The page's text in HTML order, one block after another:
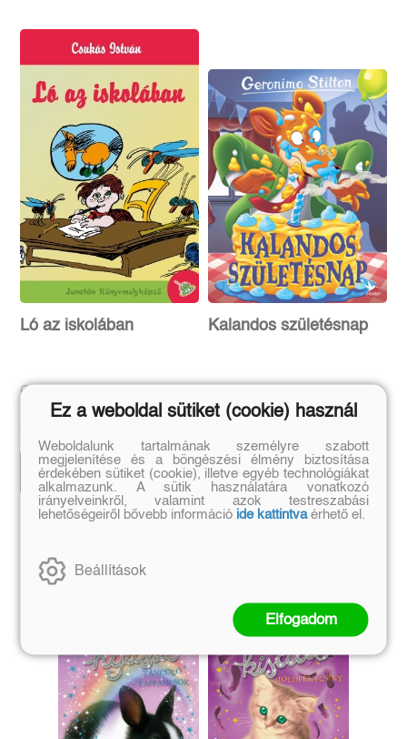
Ló az iskolában
Csukás István
Eredeti ár:
Kötött ár:
Előrendelem
Kalandos születésnap
Eredeti ár:
Bevezető ár:
Előrendelem
Ez a weboldal sütiket (cookie) használ
Weboldalunk tartalmának személyre szabott
megjelenítése és a böngészési élmény biztosítása
érdekében sütiket (cookie), illetve egyéb technológiákat
alkalmazunk. A sütik használatára vonatkozó
irányelveinkről, valamint azok testreszabási
lehetőségeiről bővebb információ ide kattintvaérhető el.
Beállítások
Elfogadom